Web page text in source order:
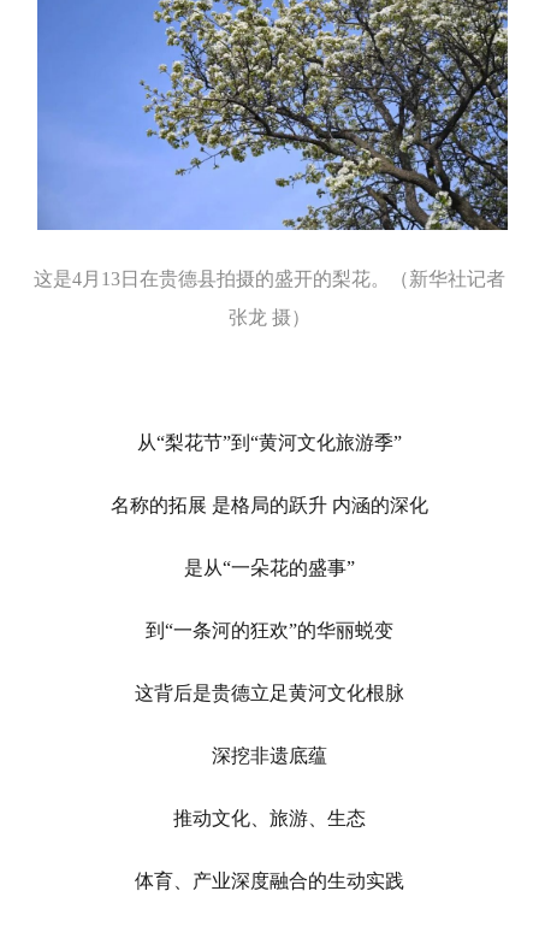
这是4月13日在贵德县拍摄的盛开的梨花。（新华社记者
张龙 摄）
从“梨花节”到“黄河文化旅游季”
名称的拓展 是格局的跃升 内涵的深化
是从“一朵花的盛事”
到“一条河的狂欢”的华丽蜕变
这背后是贵德立足黄河文化根脉
深挖非遗底蕴
推动文化、旅游、生态
体育、产业深度融合的生动实践